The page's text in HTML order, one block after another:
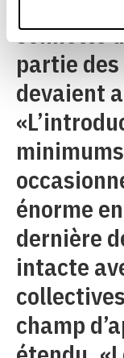
sonnette
partie
devaient
énorme
dernière
intacte
champ